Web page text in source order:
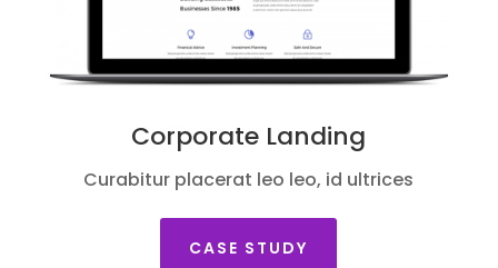
Corporate Landing
Curabitur placerat leo leo, id ultrices
CASE STUDY